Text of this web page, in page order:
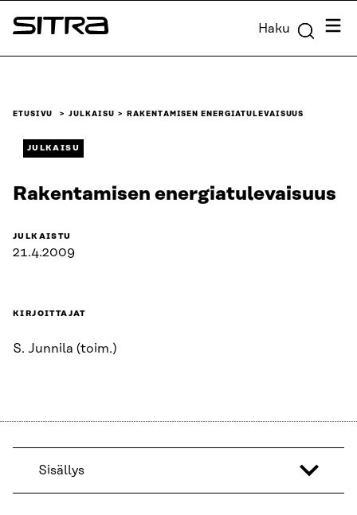
Siirry
suoraan
Sitra Haku
ETUSIVU JULKAISU RAKENTAMISEN ENERGIATULEVAISUUS
JULKAISU
Rakentamisen energiatulevaisuus
JULKAISTU
21.4.2009
KIRJOITTAJAT
S. Junnila (toim.)
Sisällys